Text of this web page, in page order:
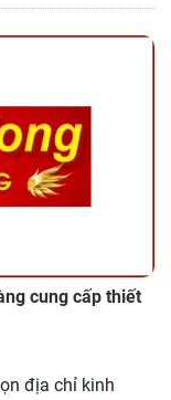
được phối trộn
và thư giãn tinh
cung cấp thiết
địa chỉ kinh